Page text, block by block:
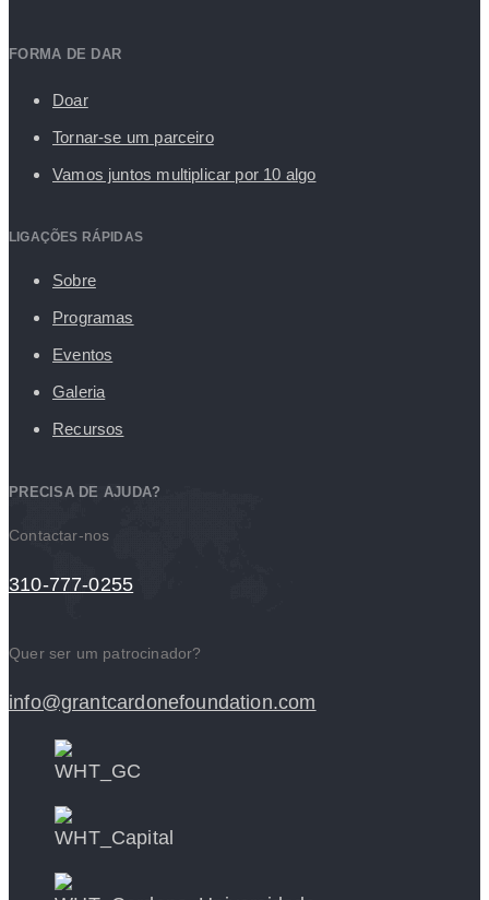
FORMA DE DAR
Doar
Tornar-se um parceiro
Vamos juntos multiplicar por 10 algo
LIGAÇÕES RÁPIDAS
Sobre
Programas
Eventos
Galeria
Recursos
PRECISA DE AJUDA?
Contactar-nos
310-777-0255
Quer ser um patrocinador?
info@grantcardonefoundation.com